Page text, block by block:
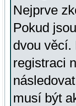
Nejprve
Pokud
dvou věcí.
registraci
musí být